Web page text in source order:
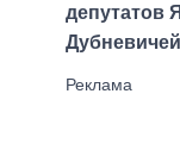
депутатов